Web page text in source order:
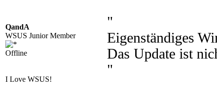
QandA
WSUS Junior Member
Offline
I Love WSUS!
"
Eigenständiges
Das Update ist
"